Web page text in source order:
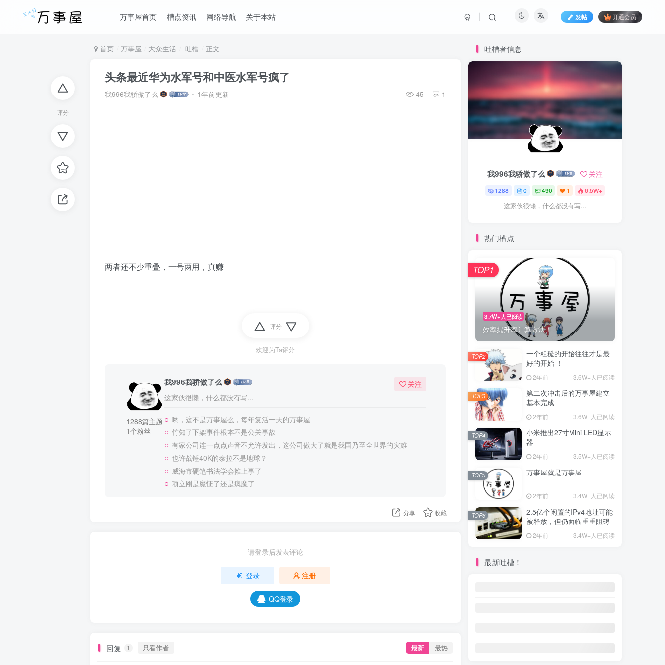
万事屋首页 槽点资讯 网络导航 关于本站 发帖 开通会员
评分
首页 万事屋 大众生活 吐槽 正文
头条最近华为水军号和中医水军号疯了
我996我骄傲了么 1年前更新 45 1
两者还不少重叠，一号两用，真赚
评分
欢迎为Ta评分
1288篇主题
1个粉丝
我996我骄傲了么
这家伙很懒，什么都没有写...
关注
哟，这不是万事屋么，每年复活一天的万事屋
竹知了下架事件根本不是公关事故
有家公司连一点点声音不允许发出，这公司做大了就是我国乃至全世界的灾难
也许战锤40K的泰拉不是地球？
威海市硬笔书法学会摊上事了
项立刚是魔怔了还是疯魔了
分享 收藏
请登录后发表评论
登录 注册
QQ登录
回复 1 只看作者 最新 最热
吐槽者信息
我996我骄傲了么 关注
1288 0 490 1 6.5W+
这家伙很懒，什么都没有写...
热门槽点
3.7W+人已阅读
效率提升率计算方法！
TOP1
一个粗糙的开始往往才是最
好的开始 ！
2年前 3.6W+人已阅读
TOP2
第二次冲击后的万事屋建立
基本完成
2年前 3.6W+人已阅读
TOP3
小米推出27寸Mini LED显示
器
2年前 3.5W+人已阅读
TOP4
万事屋就是万事屋
2年前 3.4W+人已阅读
TOP5
2.5亿个闲置的IPv4地址可能
被释放，但仍面临重重阻碍
2年前 3.4W+人已阅读
TOP6
最新吐槽！